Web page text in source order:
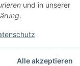
und in unserer
.
Alle akzeptieren